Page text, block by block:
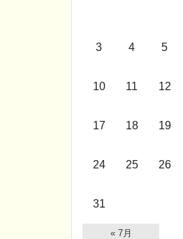
3 4 5
10 11 12
17 18 19
24 25 26
31
« 7月